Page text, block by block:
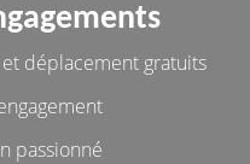
et déplacement gratuits
passionné